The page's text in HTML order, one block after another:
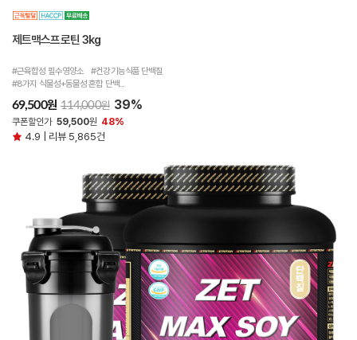
제트맥스프로틴 3kg
#근육합성 필수영양소 #건강기능식품 단백질
#8가지 식물성+동물성 혼합 단백...
69,500원 114,000원 39%
쿠폰할인가 59,500원 48%
4.9 | 리뷰 5,865건